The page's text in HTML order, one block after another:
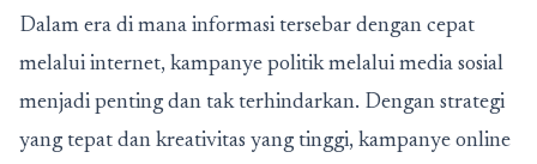
Dalam era di mana informasi tersebar dengan cepat
melalui internet, kampanye politik melalui media sosial
menjadi penting dan tak terhindarkan. Dengan strategi
yang tepat dan kreativitas yang tinggi, kampanye online